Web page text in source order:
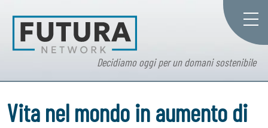
Decidiamo oggi per un domani sostenibile
Vita nel mondo in aumento di